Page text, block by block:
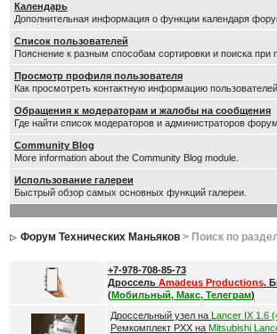
Календарь
Дополнительная информация о функции календаря
Список пользователей
Пояснение к разным способам сортировки и поиска при
Просмотр профиля пользователя
Как просмотреть контактную информацию пользователей.
Обращения к модераторам и жалобы на сообщения
Где найти список модераторов и администраторов
Community Blog
More information about the Community Blog module.
Использование галереи
Быстрый обзор самых основных функций галереи.
Форум Технических Маньяков> Поиск по
+7-978-708-85-73
Дроссель Amadeus Productions.
(Мобильный, Макс, Телеграм)
Дроссельный узел на Lancer IX 1.6
Ремкомплект РХХ на Mitsubishi